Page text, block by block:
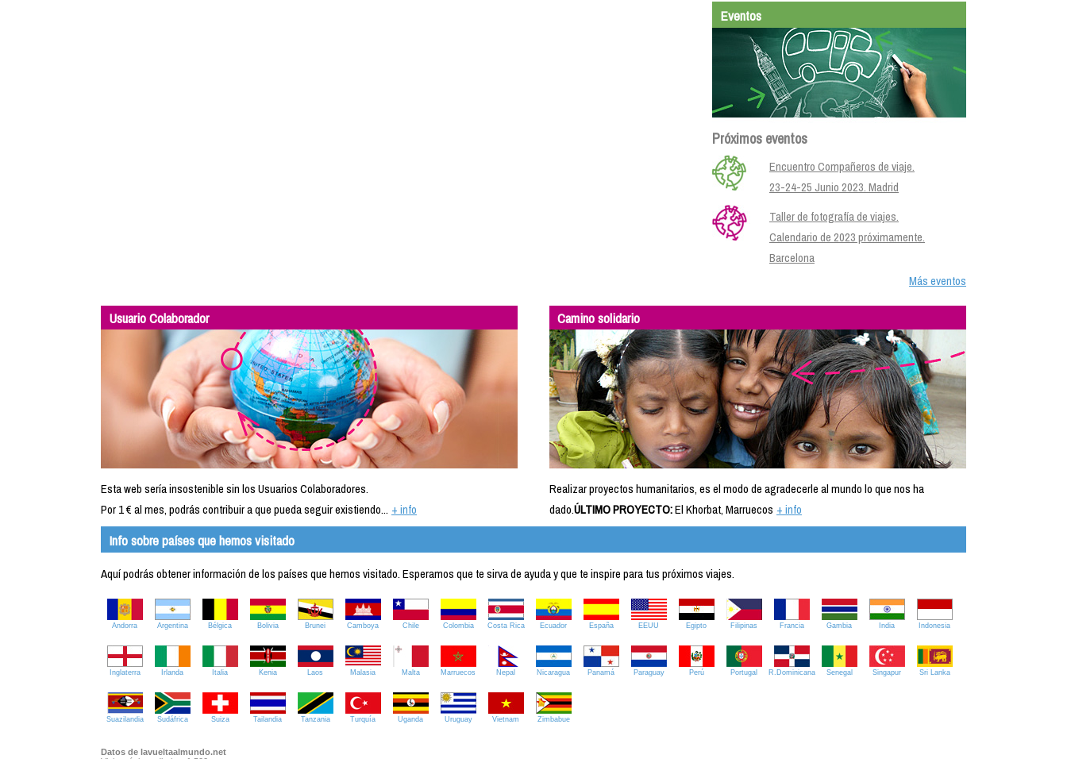
Eventos
Próximos eventos
Encuentro Compañeros de viaje.
23-24-25 Junio 2023. Madrid
Taller de fotografía de viajes.
Calendario de 2023 próximamente.
Barcelona
Más eventos
Usuario Colaborador
Esta web sería insostenible sin los Usuarios Colaboradores.
Por 1 € al mes, podrás contribuir a que pueda seguir existiendo... + info
Camino solidario
Realizar proyectos humanitarios, es el modo de agradecerle al mundo lo que nos ha
dado.ÚLTIMO PROYECTO:El Khorbat, Marruecos + info
Info sobre países que hemos visitado
Aquí podrás obtener información de los países que hemos visitado. Esperamos que te sirva de ayuda y que te inspire para tus próximos viajes.
Andorra Argentina Bélgica Bolivia Brunei Camboya Chile Colombia Costa Rica Ecuador España EEUU Egipto Filipinas Francia Gambia India Indonesia
Inglaterra Irlanda Italia Kenia Laos Malasia Malta Marruecos Nepal Nicaragua Panamá Paraguay Perú Portugal R.Dominicana Senegal Singapur Sri Lanka
Suazilandia Sudáfrica Suiza Tailandia Tanzania Turquía Uganda Uruguay Vietnam Zimbabue
Datos de lavueltaalmundo.net